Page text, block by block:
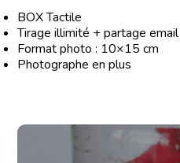
BOX Tactile
Tirage illimité + partage email
Format photo : 10×15 cm
Photographe en plus